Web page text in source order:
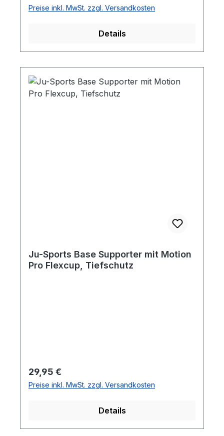
Preise inkl. MwSt. zzgl. Versandkosten
Details
Ju-Sports Base Supporter mit Motion
Pro Flexcup, Tiefschutz
Regulärer Preis:
29,95 €
Preise inkl. MwSt. zzgl. Versandkosten
Details